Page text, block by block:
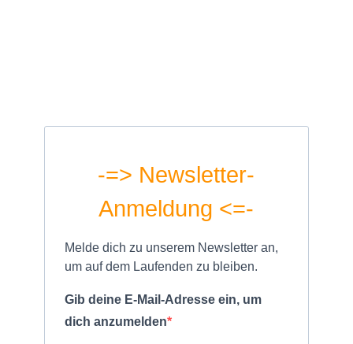
-=> Newsletter-
Anmeldung <=-
Melde dich zu unserem Newsletter an,
um auf dem Laufenden zu bleiben.
Gib deine E-Mail-Adresse ein, um
dich anzumelden